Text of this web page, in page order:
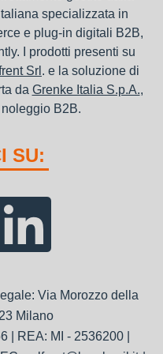
specializzata in
e plug-in digitali B2B,
I prodotti presenti su
Srl . e la soluzione di
da Grenke Italia S.p.A.,
B2B.
SU:
Via Morozzo della
Milano
| REA: MI - 2536200 |